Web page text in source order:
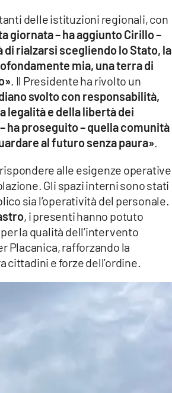
delle istituzioni regionali, con
giornata – ha aggiunto Cirillo –
di rialzarsi scegliendo lo Stato, la
mia, una terra di
. Il Presidente ha rivolto un
svolto con responsabilità,
legalità e della libertà dei
ha proseguito – quella comunità
al futuro senza paura».
alle esigenze operative
Gli spazi interni sono stati
sia l’operatività del personale.
, i presenti hanno potuto
la qualità dell’intervento
Placanica, rafforzando la
cittadini e forze dell’ordine.